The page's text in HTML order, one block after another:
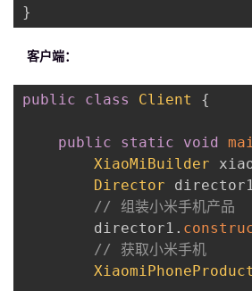
}
客户端：
public class Client {
public static void
XiaoMiBuilder
Director
// 组装小米手机产品
        director1
.
// 获取小米手机
XiaomiPhoneProduct